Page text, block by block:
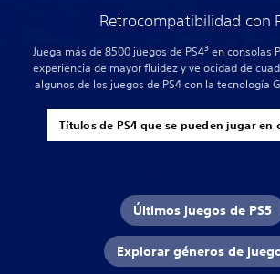
Retrocompatibilidad con
Juega más de 8500 juegos de PS43 en consolas
experiencia de mayor fluidez y velocidad de
algunos de los juegos de PS4 con la tecnología
Títulos de PS4 que se pueden jugar en
Últimos juegos de PS5
Explorar géneros de